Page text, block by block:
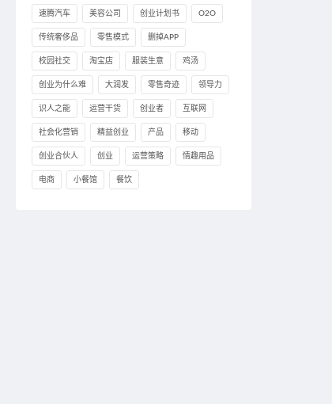
速腾汽车 美容公司 创业计划书 O2O
传统奢侈品 零售模式 删掉APP
校园社交 淘宝店 服装生意 鸡汤
创业为什么难 大润发 零售奇迹 领导力
识人之能 运营干货 创业者 互联网
社会化营销 精益创业 产品 移动
创业合伙人 创业 运营策略 情趣用品
电商 小餐馆 餐饮